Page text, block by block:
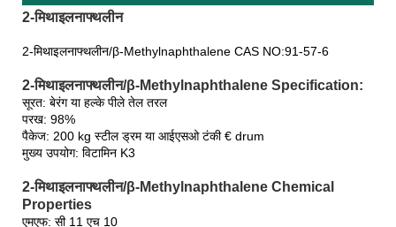
2-मिथाइलनाफ्थलीन
2-मिथाइलनाफ्थलीन/β-Methylnaphthalene CAS NO:91-57-6
2-मिथाइलनाफ्थलीन/β-Methylnaphthalene Specification:
सूरत: बेरंग या हल्के पीले तेल तरल
परख: 98%
पैकेज: 200 kg स्टील ड्रम या आईएसओ टंकी € drum
मुख्य उपयोग: विटामिन K3
2-मिथाइलनाफ्थलीन/β-Methylnaphthalene Chemical
Properties
एमएफ: सी 11 एच 10